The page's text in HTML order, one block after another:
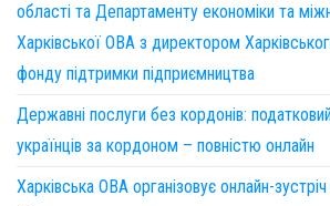
області та Департаменту економіки та
Харківської ОВА з директором
фонду підтримки підприємництва
Державні послуги без кордонів:
українців за кордоном – повністю онлайн
Харківська ОВА організовує онлайн-